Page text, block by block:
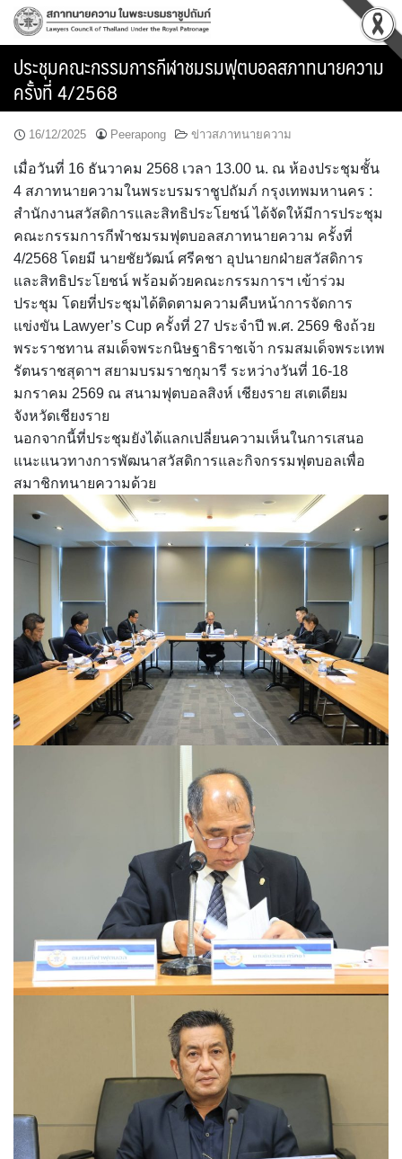
Skip
ประชุมคณะกรรมการกีฬาชมรมฟุตบอลสภาทนายความ
ครั้งที่ 4/2568
16/12/2025 Peerapong ข่าวสภาทนายความ
เมื่อวันที่ 16 ธันวาคม 2568 เวลา 13.00 น. ณ ห้องประชุมชั้น
4 สภาทนายความในพระบรมราชูปถัมภ์ กรุงเทพมหานคร :
สำนักงานสวัสดิการและสิทธิประโยชน์ ได้จัดให้มีการประชุม
คณะกรรมการกีฬาชมรมฟุตบอลสภาทนายความ ครั้งที่
4/2568 โดยมี นายชัยวัฒน์ ศรีคชา อุปนายกฝ่ายสวัสดิการ
และสิทธิประโยชน์ พร้อมด้วยคณะกรรมการฯ เข้าร่วม
ประชุม โดยที่ประชุมได้ติดตามความคืบหน้าการจัดการ
แข่งขัน Lawyer’s Cup ครั้งที่ 27 ประจำปี พ.ศ. 2569 ชิงถ้วย
พระราชทาน สมเด็จพระกนิษฐาธิราชเจ้า กรมสมเด็จพระเทพ
รัตนราชสุดาฯ สยามบรมราชกุมารี ระหว่างวันที่ 16-18
มกราคม 2569 ณ สนามฟุตบอลสิงห์ เชียงราย สเตเดียม
จังหวัดเชียงราย
นอกจากนี้ที่ประชุมยังได้แลกเปลี่ยนความเห็นในการเสนอ
แนะแนวทางการพัฒนาสวัสดิการและกิจกรรมฟุตบอลเพื่อ
สมาชิกทนายความด้วย